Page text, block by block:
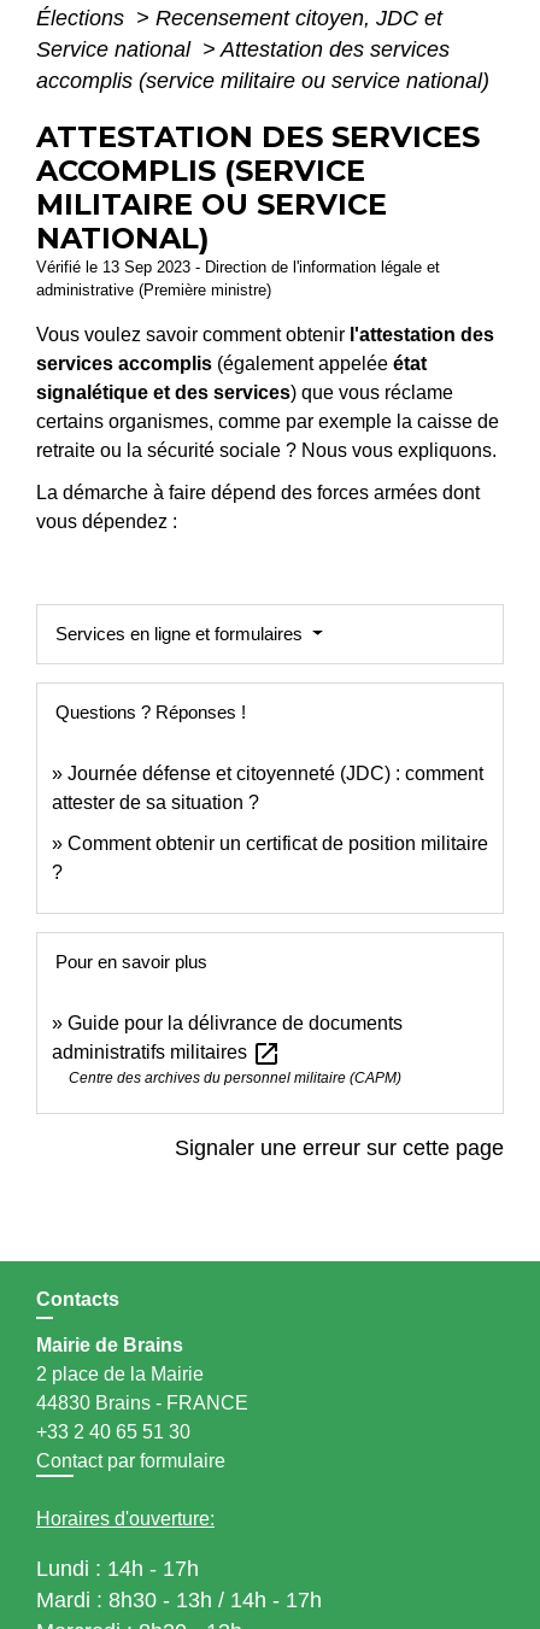
Élections > Recensement citoyen, JDC et
Service national > Attestation des services
accomplis (service militaire ou service national)
ATTESTATION DES SERVICES
ACCOMPLIS (SERVICE
MILITAIRE OU SERVICE
NATIONAL)
Vérifié le 13 Sep 2023 - Direction de l'information légale et
administrative (Première ministre)
Vous voulez savoir comment obtenir l'attestation des
services accomplis (également appelée état
signalétique et des services) que vous réclame
certains organismes, comme par exemple la caisse de
retraite ou la sécurité sociale ? Nous vous expliquons.
La démarche à faire dépend des forces armées dont
vous dépendez :
Services en ligne et formulaires
Questions ? Réponses !
Journée défense et citoyenneté (JDC) : comment
attester de sa situation ?
Comment obtenir un certificat de position militaire
?
Pour en savoir plus
Guide pour la délivrance de documents
administratifs militaires open_in_new
Centre des archives du personnel militaire (CAPM)
Signaler une erreur sur cette page
Contacts
Mairie de Brains
2 place de la Mairie
44830 Brains - FRANCE
+33 2 40 65 51 30
Contact par formulaire
Horaires d'ouverture:
Lundi : 14h - 17h
Mardi : 8h30 - 13h / 14h - 17h